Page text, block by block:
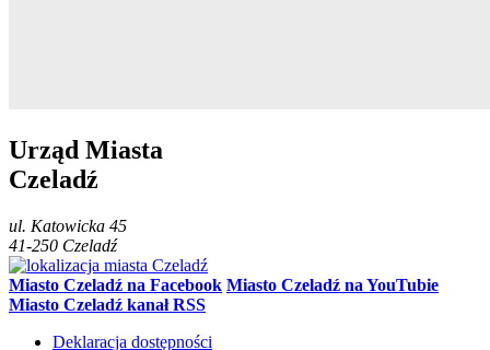
Urząd Miasta
Czeladź
ul. Katowicka 45
41-250 Czeladź
Miasto Czeladź na Facebook Miasto Czeladź na YouTubie
Miasto Czeladź kanał RSS
Deklaracja dostępności